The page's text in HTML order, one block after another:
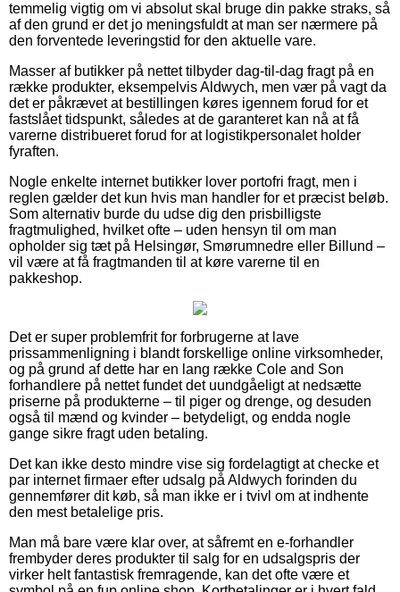
temmelig vigtig om vi absolut skal bruge din pakke straks, så
af den grund er det jo meningsfuldt at man ser nærmere på
den forventede leveringstid for den aktuelle vare.
Masser af butikker på nettet tilbyder dag-til-dag fragt på en
række produkter, eksempelvis Aldwych, men vær på vagt da
det er påkrævet at bestillingen køres igennem forud for et
fastslået tidspunkt, således at de garanteret kan nå at få
varerne distribueret forud for at logistikpersonalet holder
fyraften.
Nogle enkelte internet butikker lover portofri fragt, men i
reglen gælder det kun hvis man handler for et præcist beløb.
Som alternativ burde du udse dig den prisbilligste
fragtmulighed, hvilket ofte – uden hensyn til om man
opholder sig tæt på Helsingør, Smørumnedre eller Billund –
vil være at få fragtmanden til at køre varerne til en
pakkeshop.
Det er super problemfrit for forbrugerne at lave
prissammenligning i blandt forskellige online virksomheder,
og på grund af dette har en lang række Cole and Son
forhandlere på nettet fundet det uundgåeligt at nedsætte
priserne på produkterne – til piger og drenge, og desuden
også til mænd og kvinder – betydeligt, og endda nogle
gange sikre fragt uden betaling.
Det kan ikke desto mindre vise sig fordelagtigt at checke et
par internet firmaer efter udsalg på Aldwych forinden du
gennemfører dit køb, så man ikke er i tvivl om at indhente
den mest betalelige pris.
Man må bare være klar over, at såfremt en e-forhandler
frembyder deres produkter til salg for en udsalgspris der
virker helt fantastisk fremragende, kan det ofte være et